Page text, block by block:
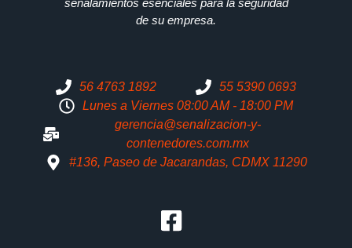
señalamientos esenciales para la seguridad
de su empresa.
56 4763 1892
55 5390 0693
Lunes a Viernes 08:00 AM - 18:00 PM
gerencia@senalizacion-y-
contenedores.com.mx
#136, Paseo de Jacarandas, CDMX 11290